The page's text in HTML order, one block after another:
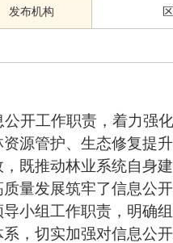
发布机构
开工作职责，着力强
源管护、生态修复提
既推动林业系统自身
量发展筑牢了信息公开
小组工作职责，明确
，切实加强对信息公